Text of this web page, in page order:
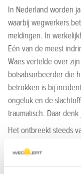
In Nederland worden
waarbij wegwerkers
meldingen. In
Eén van de meest
Waes vertelde over
botsabsorbeerder die
betrokken is bij
ongeluk en de
traumatisch. Daar
Het ontbreekt steeds
worden vaak gezien
wat te kijken”, hoort
er wel voor dat